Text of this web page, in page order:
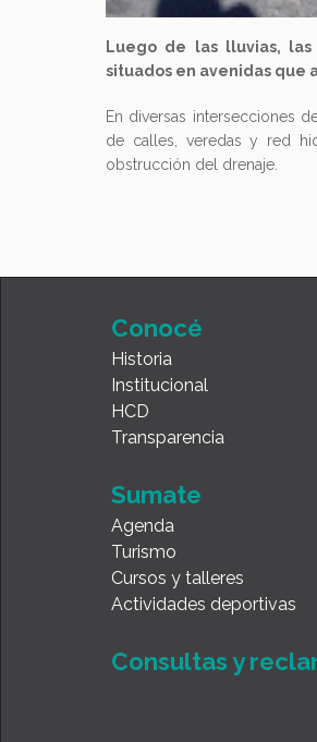
Luego de las lluvias,
situados en avenidas que
En diversas intersecciones
de calles, veredas y red
obstrucción del drenaje.
Conocé
Historia
Institucional
HCD
Transparencia
Sumate
Agenda
Turismo
Cursos y talleres
Actividades deportivas
Consultas y